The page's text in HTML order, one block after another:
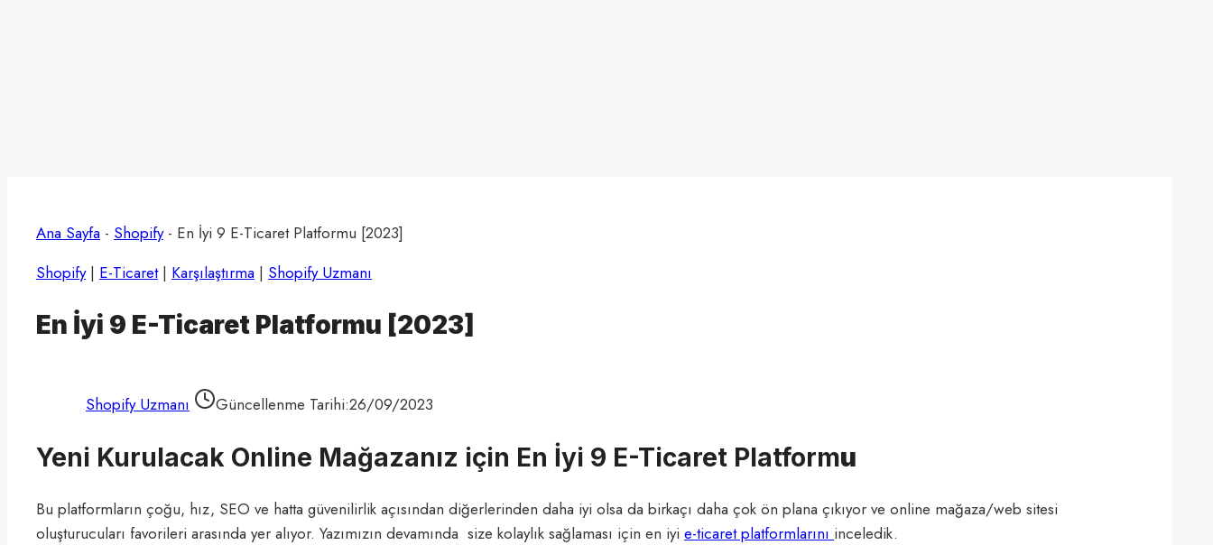
Ana Sayfa - Shopify- En İyi 9 E-Ticaret Platformu [2023]
Shopify| E-Ticaret| Karşılaştırma | Shopify Uzmanı
En İyi 9 E-Ticaret Platformu [2023]
Shopify Uzmanı Güncellenme Tarihi:26/09/2023
Yeni Kurulacak Online Mağazanız için En İyi 9 E-Ticaret Platformu
Bu platformların çoğu, hız, SEO ve hatta güvenilirlik açısından diğerlerinden daha iyi olsa da birkaçı daha çok ön plana çıkıyor ve online mağaza/web sitesi
oluşturucuları favorileri arasında yer alıyor. Yazımızın devamında size kolaylık sağlaması için en iyi e-ticaret platformlarını inceledik.